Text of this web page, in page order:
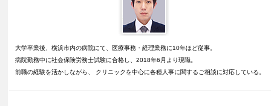
大学卒業後、横浜市内の病院にて、医療事務・経理業務に10年ほど従事。
病院勤務中に社会保険労務士試験に合格し、2018年6月より現職。
前職の経験を活かしながら、 クリニックを中心に各種人事に関するご相談に対応している。